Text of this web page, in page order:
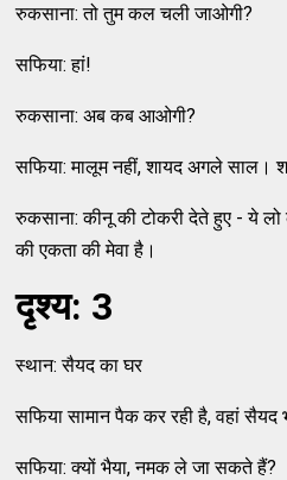
रुकसाना: तो तुम कल चली जाओगी?
सफिया: हां!
रुकसाना: अब कब आओगी?
सफिया: मालूम नहीं, शायद अगले साल।
रुकसाना: कीनू की टोकरी देते हुए - ये लो
की एकता की मेवा है।
दृश्य: 3
स्थान: सैयद का घर
सफिया सामान पैक कर रही है, वहां सैयद
सफिया: क्यों भैया, नमक ले जा सकते हैं?